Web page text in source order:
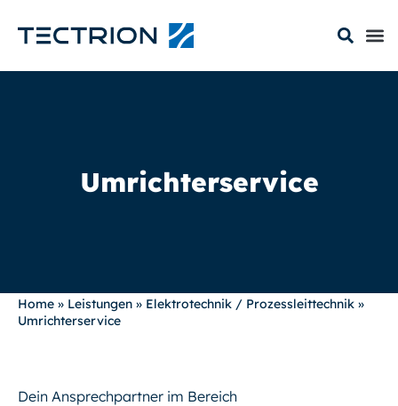
Umrichterservice
Home » Leistungen » Elektrotechnik / Prozessleittechnik »
Umrichterservice
Dein Ansprechpartner im Bereich